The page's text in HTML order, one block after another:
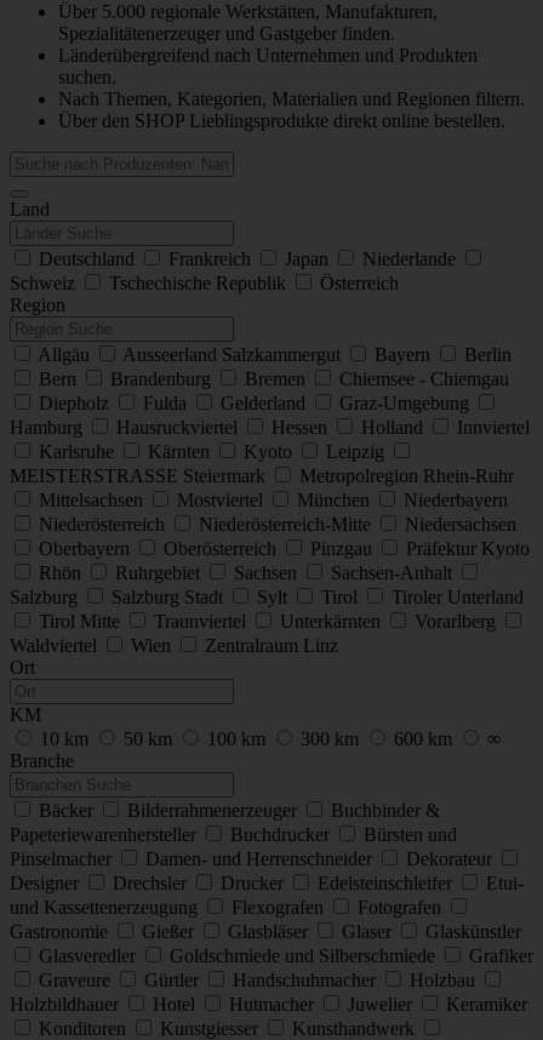
Über 5.000 regionale Werkstätten, Manufakturen,
Spezialitätenerzeuger und Gastgeber finden.
Länderübergreifend nach Unternehmen und Produkten
suchen.
Nach Themen, Kategorien, Materialien und Regionen filtern.
Über den SHOP Lieblingsprodukte direkt online bestellen.
Land
Deutschland Frankreich Japan
Niederlande
Schweiz
Tschechische Republik
Österreich
Region
Allgäu Ausseerland Salzkammergut Bayern
Berlin
Bern
Brandenburg Bremen
Chiemsee - Chiemgau
Diepholz
Fulda Gelderland
Graz-Umgebung
Hamburg
Hausruckviertel Hessen Holland
Innviertel
Karlsruhe
Kärnten Kyoto
Leipzig
MEISTERSTRASSE Steiermark
Metropolregion Rhein-Ruhr
Mittelsachsen
Mostviertel München
Niederbayern
Niederösterreich
Niederösterreich-Mitte
Niedersachsen
Oberbayern
Oberösterreich Pinzgau
Präfektur Kyoto
Rhön
Ruhrgebiet Sachsen
Sachsen-Anhalt
Salzburg
Salzburg Stadt Sylt Tirol
Tiroler Unterland
Tirol Mitte
Traunviertel Unterkärnten
Vorarlberg
Waldviertel
Wien
Zentralraum Linz
Ort
KM
10 km
50 km 100 km 300 km 600 km
∞
Branche
Bäcker Bilderrahmenerzeuger
Buchbinder &
Papeteriewarenhersteller
Buchdrucker
Bürsten und
Pinselmacher
Damen- und Herrenschneider
Dekorateur
Designer
Drechsler Drucker Edelsteinschleifer
Etui-
und Kassettenerzeugung
Flexografen
Fotografen
Gastronomie
Gießer Glasbläser Glaser
Glaskünstler
Glasveredler
Goldschmiede und Silberschmiede
Grafiker
Graveure
Gürtler Handschuhmacher
Holzbau
Holzbildhauer
Hotel Hutmacher Juwelier
Keramiker
Konditoren
Kunstgiesser
Kunsthandwerk